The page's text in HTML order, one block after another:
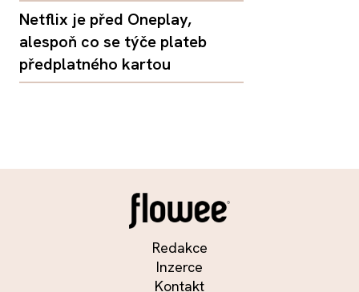
Netflix je před Oneplay,
alespoň co se týče plateb
předplatného kartou
Redakce
Inzerce
Kontakt